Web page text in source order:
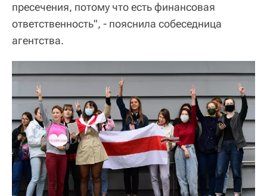
пресечения, потому что есть финансовая
ответственность", - пояснила собеседница
агентства.